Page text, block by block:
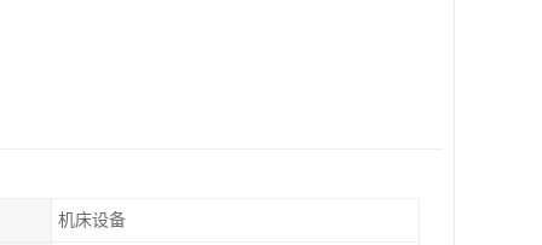
机床设备